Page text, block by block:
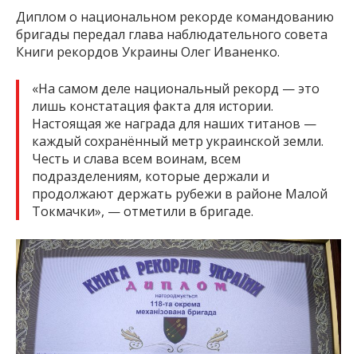
Диплом о национальном рекорде командованию
бригады передал глава наблюдательного совета
Книги рекордов Украины Олег Иваненко.
«На самом деле национальный рекорд — это
лишь констатация факта для истории.
Настоящая же награда для наших титанов —
каждый сохранённый метр украинской земли.
Честь и слава всем воинам, всем
подразделениям, которые держали и
продолжают держать рубежи в районе Малой
Токмачки», — отметили в бригаде.